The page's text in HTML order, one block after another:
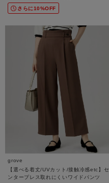
さらに10%OFF
grove
【選べる着丈/UVカット/接触冷感etc】セ
ンタープレス取れにくいワイドパンツ